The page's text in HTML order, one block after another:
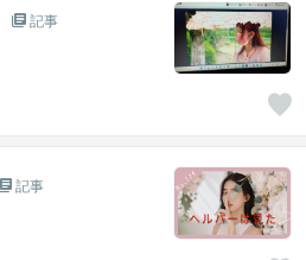
記事
記事